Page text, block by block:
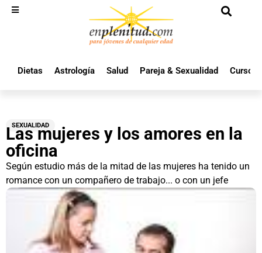
Dietas Astrología Salud Pareja & Sexualidad Cursos
SEXUALIDAD
Las mujeres y los amores en la
oficina
Según estudio más de la mitad de las mujeres ha tenido un
romance con un compañero de trabajo... o con un jefe